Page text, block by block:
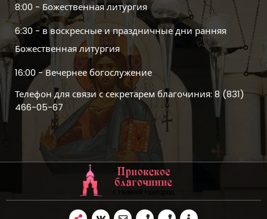
8:00 - Божественная литургия
6:30 - в воскресные и праздничные дни ранняя
Божественная литургия
16:00 - Вечернее богослужение
Телефон для связи с секретарем благочиния: 8 (831)
466-05-67